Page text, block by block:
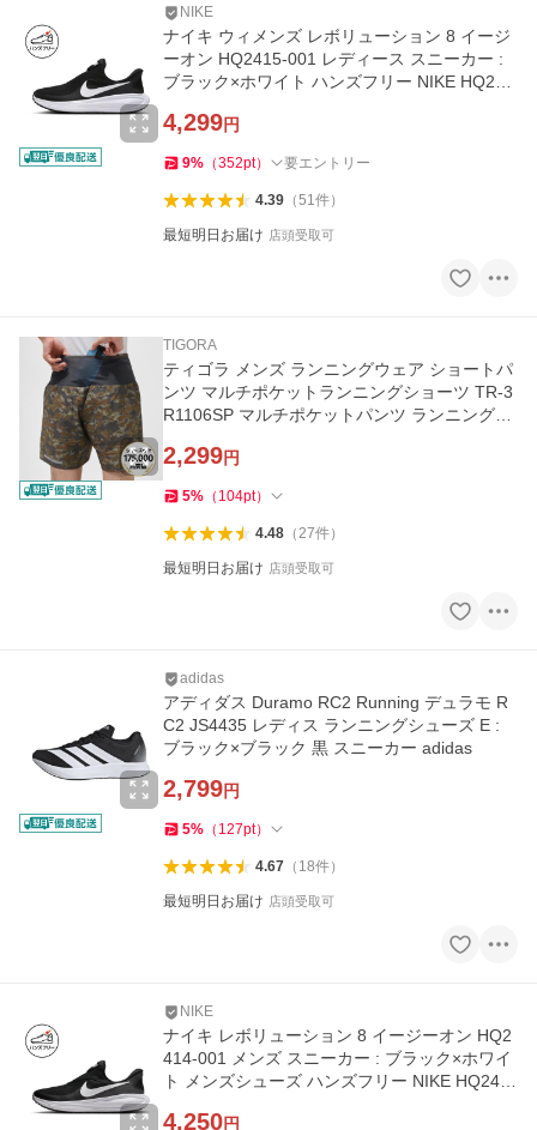
NIKE
ナイキ ウィメンズ レボリューション 8 イージ
ーオン HQ2415-001 レディース スニーカー :
ブラック×ホワイト ハンズフリー NIKE HQ241
4,299円
9% （352pt） 要エントリー
4.39（51件）
最短明日お届け 店頭受取可
TIGORA
ティゴラ メンズ ランニングウェア ショートパ
ンツ マルチポケットランニングショーツ TR-3
R1106SP マルチポケットパンツ ランニングパ
2,299円
5% （ 104pt）
4.48（27件）
最短明日お届け 店頭受取可
adidas
アディダス Duramo RC2 Running デュラモ R
C2 JS4435 レディス ランニングシューズ E :
ブラック×ブラック 黒 スニーカー adidas
2,799円
5% （ 127pt）
4.67（ 18件）
最短明日お届け 店頭受取可
NIKE
ナイキ レボリューション 8 イージーオン HQ2
414-001 メンズ スニーカー : ブラック×ホワイ
ト メンズシューズ ハンズフリー NIKE HQ241
4,250円